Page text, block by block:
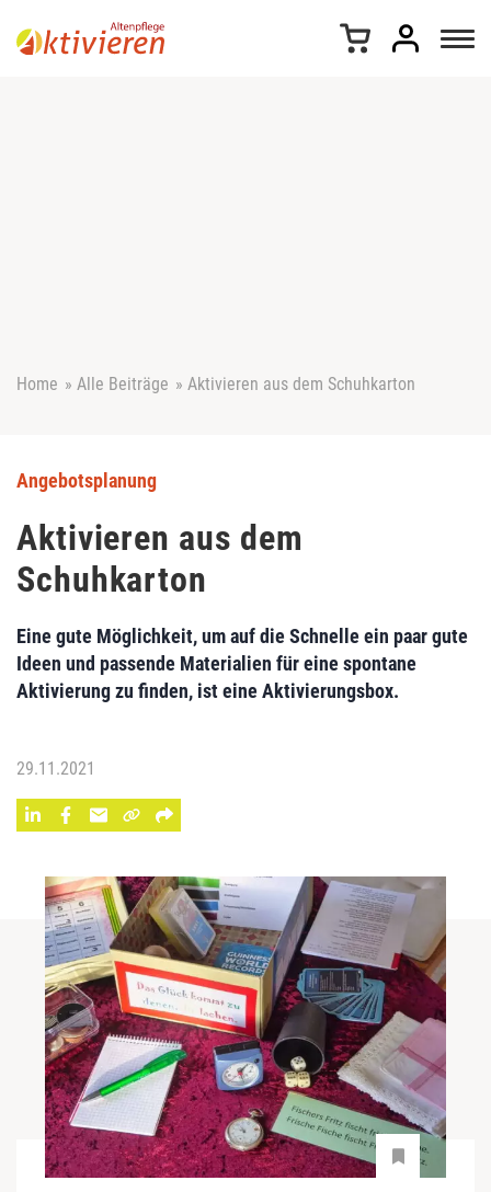
Home » Alle Beiträge » Aktivieren aus dem Schuhkarton
Angebotsplanung
Aktivieren aus dem
Schuhkarton
Eine gute Möglichkeit, um auf die Schnelle ein paar gute
Ideen und passende Materialien für eine spontane
Aktivierung zu finden, ist eine Aktivierungsbox.
29.11.2021